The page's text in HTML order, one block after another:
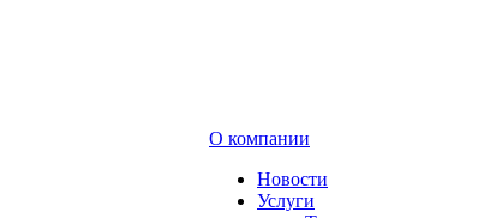
О компании
Новости
Услуги